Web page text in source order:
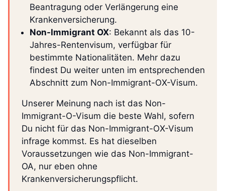
Beantragung oder Verlängerung eine
Krankenversicherung.
Non-Immigrant OX: Bekannt als das 10-
Jahres-Rentenvisum, verfügbar für
bestimmte Nationalitäten. Mehr dazu
findest Du weiter unten im entsprechenden
Abschnitt zum Non-Immigrant-OX-Visum.
Unserer Meinung nach ist das Non-
Immigrant-O-Visum die beste Wahl, sofern
Du nicht für das Non-Immigrant-OX-Visum
infrage kommst. Es hat dieselben
Voraussetzungen wie das Non-Immigrant-
OA, nur eben ohne
Krankenversicherungspflicht.